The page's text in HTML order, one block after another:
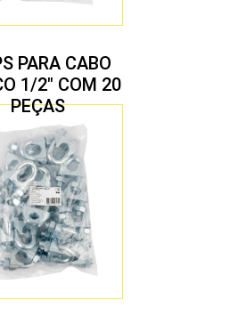
PARA CABO
1/2″ COM 20
PEÇAS